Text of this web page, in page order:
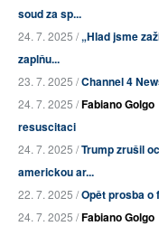
soud za sp...
24. 7. 2025 /„Hlad jsme
zaplňu...
23. 7. 2025 /Channel 4
24. 7. 2025 /Fabiano Golgo
resuscitaci
24. 7. 2025 /Trump zrušil
americkou ar...
22. 7. 2025 /Opět prosba o
24. 7. 2025 /Fabiano Golgo